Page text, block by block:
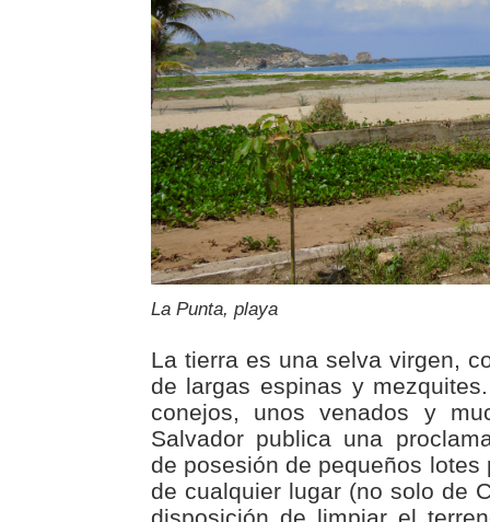
La Punta, playa
La tierra es una selva virgen,
de largas espinas y
conejos, unos venados y
Salvador publica una
de posesión de pequeños lotes
de cualquier lugar (no solo de